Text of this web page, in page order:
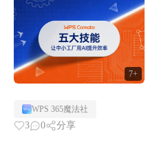
7+
人做，班组长培训流于形式。想搞个
WPS 365魔法社
3 0 分享